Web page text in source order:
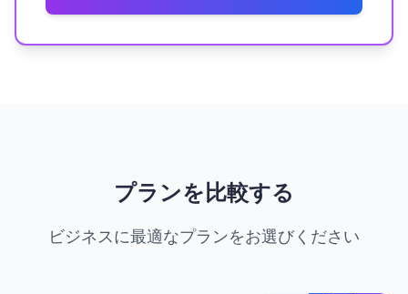
プランを比較する
ビジネスに最適なプランをお選びください